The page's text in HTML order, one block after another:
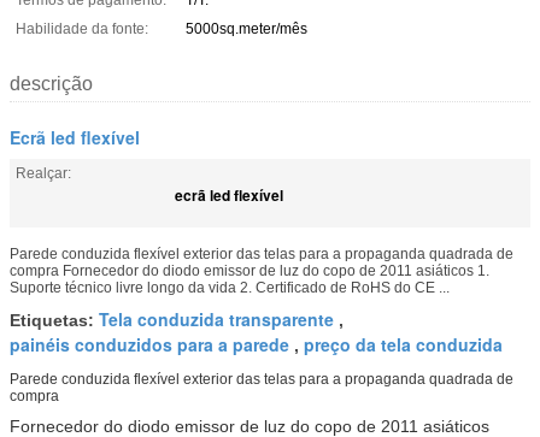
Habilidade da fonte:
5000sq.meter/mês
descrição
Ecrã led flexível
Realçar:
ecrã led flexível
Parede conduzida flexível exterior das telas para a propaganda quadrada de
compra Fornecedor do diodo emissor de luz do copo de 2011 asiáticos 1.
Suporte técnico livre longo da vida 2. Certificado de RoHS do CE ...
Etiquetas: Tela conduzida transparente ,
painéis conduzidos para a parede , preço da tela conduzida
Parede conduzida flexível exterior das telas para a propaganda quadrada de
compra
Fornecedor do diodo emissor de luz do copo de 2011 asiáticos